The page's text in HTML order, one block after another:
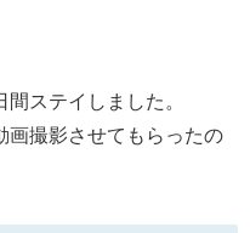
ステイしました。
画撮影させてもらったの